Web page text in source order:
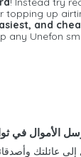
topping up
and
any Unefon
الأموال في
إلى عائلتك